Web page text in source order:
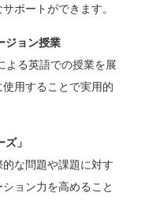
ポートができます。
ジョン授業
よる英語での授業を展
用することで実用的
」
的な問題や課題に対す
ョン力を高めること